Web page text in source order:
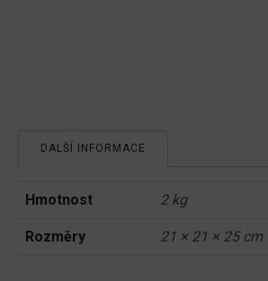
DALŠÍ INFORMACE
Hmotnost 2 kg
Rozměry 21 × 21 × 25 cm